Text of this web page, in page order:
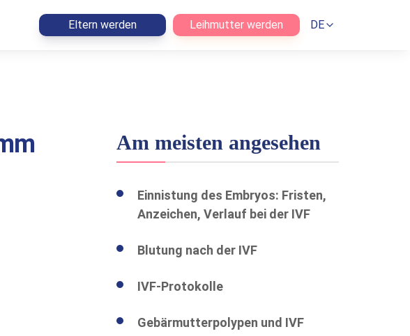
Eltern werden Leihmutter werden DE
Am meisten angesehen
Einnistung des Embryos: Fristen,
Anzeichen, Verlauf bei der IVF
Blutung nach der IVF
IVF-Protokolle
Gebärmutterpolypen und IVF